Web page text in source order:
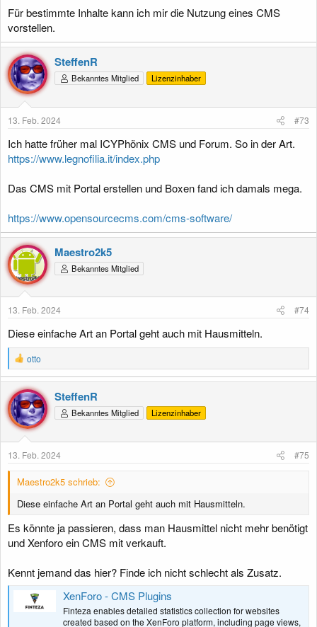
Für bestimmte Inhalte kann ich mir die Nutzung eines CMS
vorstellen.
SteffenR
Bekanntes Mitglied Lizenzinhaber
13. Feb. 2024 #73
Ich hatte früher mal ICYPhönix CMS und Forum. So in der Art.
https://www.legnofilia.it/index.php
Das CMS mit Portal erstellen und Boxen fand ich damals mega.
https://www.opensourcecms.com/cms-software/
Maestro2k5
Bekanntes Mitglied
13. Feb. 2024 #74
Diese einfache Art an Portal geht auch mit Hausmitteln.
R
e
a
k
t
i
o
n
n
otto
SteffenR
Bekanntes Mitglied Lizenzinhaber
13. Feb. 2024 #75
Maestro2k5 schrieb:
Diese einfache Art an Portal geht auch mit Hausmitteln.
Es könnte ja passieren, dass man Hausmittel nicht mehr benötigt
und Xenforo ein CMS mit verkauft.
Kennt jemand das hier? Finde ich nicht schlecht als Zusatz.
XenForo - CMS Plugins
Finteza enables detailed statistics collection for websites
created based on the XenForo platform, including page views,